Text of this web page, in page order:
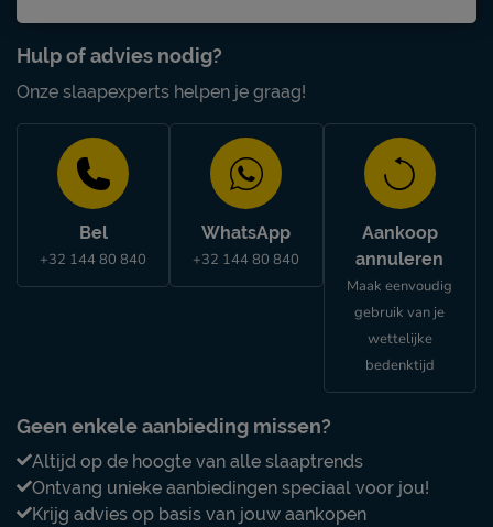
Hulp of advies nodig?
Onze slaapexperts helpen je graag!
Bel
+32 144 80 840
WhatsApp
+32 144 80 840
Aankoop
annuleren
Maak eenvoudig
gebruik van je
wettelijke
bedenktijd
Geen enkele aanbieding missen?
Altijd op de hoogte van alle slaaptrends
Ontvang unieke aanbiedingen speciaal voor jou!
Krijg advies op basis van jouw aankopen